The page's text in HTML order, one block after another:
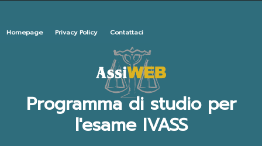
Homepage Privacy Policy Contattaci
Programma di studio per
l'esame IVASS